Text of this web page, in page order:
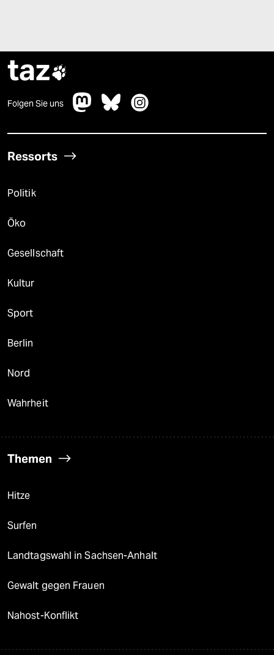
taz
Folgen Sie uns
Ressorts
Politik
Öko
Gesellschaft
Kultur
Sport
Berlin
Nord
Wahrheit
Themen
Hitze
Surfen
Landtagswahl in Sachsen-Anhalt
Gewalt gegen Frauen
Nahost-Konflikt